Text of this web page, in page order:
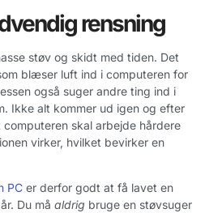
rensning
støv og skidt med tiden. Det
blæser luft ind i computeren for
også suger andre ting ind i
Ikke alt kommer ud igen og efter
skal arbejde hårdere
virker, hvilket bevirker en
PC er derfor godt at få lavet en
Du må aldrig bruge en støvsuger